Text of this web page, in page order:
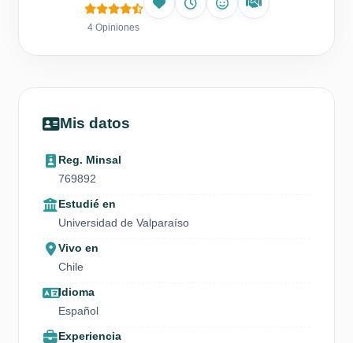
4 Opiniones
Mis datos
Reg. Minsal
769892
Estudié en
Universidad de Valparaíso
Vivo en
Chile
Idioma
Español
Experiencia